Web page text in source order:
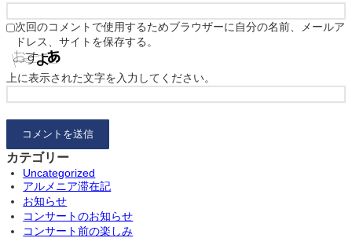
次回のコメントで使用するためブラウザーに自分の名前、メールア
ドレス、サイトを保存する。
上に表示された文字を入力してください。
カテゴリー
Uncategorized
アルメニア滞在記
お知らせ
コンサートのお知らせ
コンサート前の楽しみ